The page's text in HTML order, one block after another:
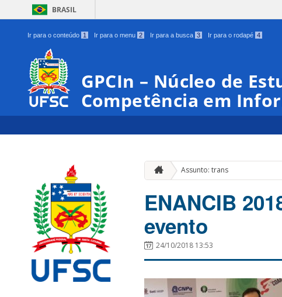
BRASIL
Ir para o conteúdo 1 Ir para o menu 2 Ir para a busca 3 Ir para o rodapé 4
GPCIn – Núcleo de
Competência em
Assunto: trans
ENANCIB
evento
24/10/2018 13:53